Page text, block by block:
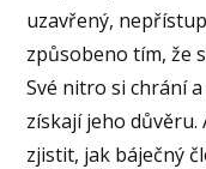
uzavřený,
způsobeno tím, že
Své nitro si chrání
získají jeho
zjistit, jak báječný